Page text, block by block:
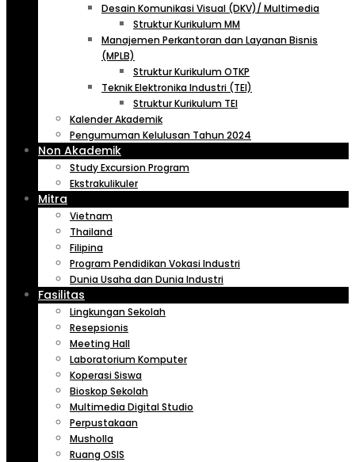
Desain Komunikasi Visual (DKV)/ Multimedia
Struktur Kurikulum MM
Manajemen Perkantoran dan Layanan Bisnis
(MPLB)
Struktur Kurikulum OTKP
Teknik Elektronika Industri (TEI)
Struktur Kurikulum TEI
Kalender Akademik
Pengumuman Kelulusan Tahun 2024
Non Akademik
Study Excursion Program
Ekstrakulikuler
Mitra
Vietnam
Thailand
Filipina
Program Pendidikan Vokasi Industri
Dunia Usaha dan Dunia Industri
Fasilitas
Lingkungan Sekolah
Resepsionis
Meeting Hall
Laboratorium Komputer
Koperasi Siswa
Bioskop Sekolah
Multimedia Digital Studio
Perpustakaan
Musholla
Ruang OSIS